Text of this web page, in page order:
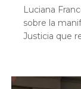
Luciana
sobre la
Justicia que